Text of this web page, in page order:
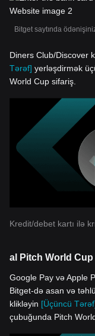
Bitget saytında
Diners Club/Discover
Tərəf] yerləşdirmək
World Cup sifariş.
Kredit/debet kartı ilə
al Pitch World
Google Pay və Apple
Bitget-də asan və
klikləyin [Üçüncü
çubuğunda Pitch